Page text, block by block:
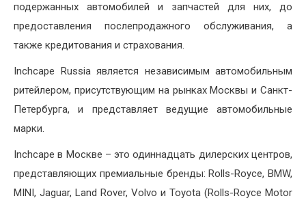
подержанных автомобилей и запчастей для них, до
предоставления послепродажного обслуживания, а
также кредитования и страхования.
Inchcape Russia является независимым автомобильным
ритейлером, присутствующим на рынках Москвы и Санкт-
Петербурга, и представляет ведущие автомобильные
марки.
Inchcape в Москве – это одиннадцать дилерских центров,
представляющих премиальные бренды: Rolls-Royce, BMW,
MINI, Jaguar, Land Rover, Volvo и Toyota (Rolls-Royce Motor